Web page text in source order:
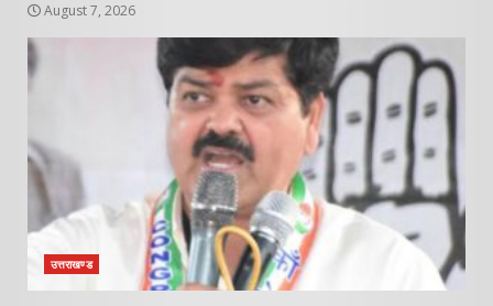
August 7, 2026
उत्तराखण्ड